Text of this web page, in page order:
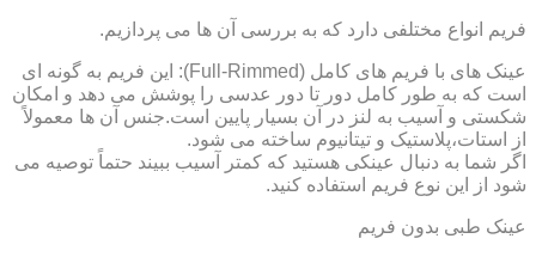
فریم انواع مختلفی دارد که به بررسی آن ها می پردازیم.
عینک های با فریم های کامل (Full-Rimmed): این فریم به گونه ای
است که به طور کامل دور تا دور عدسی را پوشش می دهد و امکان
شکستی و آسیب به لنز در آن بسیار پایین است.جنس آن ها معمولاً
از استات،پلاستیک و تیتانیوم ساخته می شود.
اگر شما به دنبال عینکی هستید که کمتر آسیب ببیند حتماً توصیه می
شود از این نوع فریم استفاده کنید.
عینک طبی بدون فریم